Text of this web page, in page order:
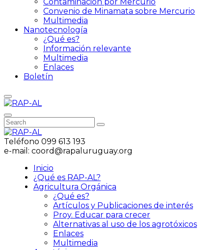
Convenio de Minamata sobre Mercurio
Multimedia
Nanotecnología
¿Qué es?
Información relevante
Multimedia
Enlaces
Boletín
Teléfono 099 613 193
e-mail: coord@rapaluruguay.org
Inicio
¿Qué es RAP-AL?
Agricultura Orgánica
¿Qué es?
Artículos y Publicaciones de interés
Proy. Educar para crecer
Alternativas al uso de los agrotóxicos
Enlaces
Multimedia